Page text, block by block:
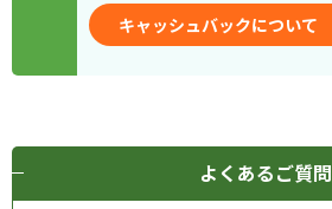
キャッシュバックについて
よくあるご質問